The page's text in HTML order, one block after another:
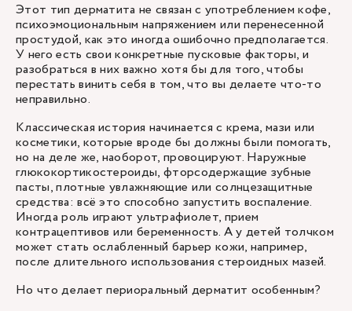
Этот тип дерматита не связан с употреблением кофе,
психоэмоциональным напряжением или перенесенной
простудой, как это иногда ошибочно предполагается.
У него есть свои конкретные пусковые факторы, и
разобраться в них важно хотя бы для того, чтобы
перестать винить себя в том, что вы делаете что-то
неправильно.
Классическая история начинается с крема, мази или
косметики, которые вроде бы должны были помогать,
но на деле же, наоборот, провоцируют. Наружные
глюкокортикостероиды, фторсодержащие зубные
пасты, плотные увлажняющие или солнцезащитные
средства: всё это способно запустить воспаление.
Иногда роль играют ультрафиолет, прием
контрацептивов или беременность. А у детей толчком
может стать ослабленный барьер кожи, например,
после длительного использования стероидных мазей.
Но что делает периоральный дерматит особенным?